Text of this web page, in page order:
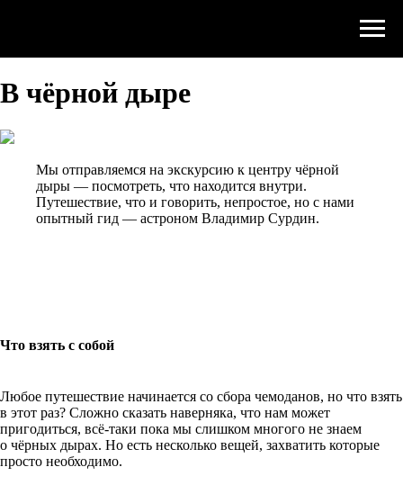
В чёрной дыре
Мы отправляемся на экскурсию к центру чёрной
дыры — посмотреть, что находится внутри.
Путешествие, что и говорить, непростое, но с нами
опытный гид — астроном Владимир Сурдин.
Что взять с собой
Любое путешествие начинается со сбора чемоданов, но что взять
в этот раз? Сложно сказать наверняка, что нам может
пригодиться, всё-таки пока мы слишком многого не знаем
о чёрных дырах. Но есть несколько вещей, захватить которые
просто необходимо.